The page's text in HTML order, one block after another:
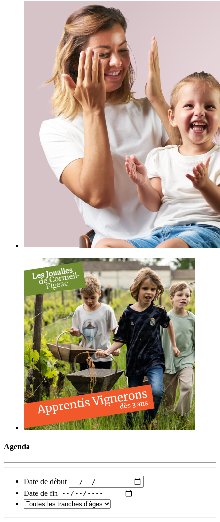
Agenda
Date de début
Date de fin